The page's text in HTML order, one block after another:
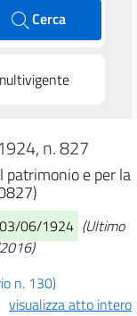
Cerca
n. 827
e per la
06/1924 (Ultimo
n. 130)
visualizza atto intero